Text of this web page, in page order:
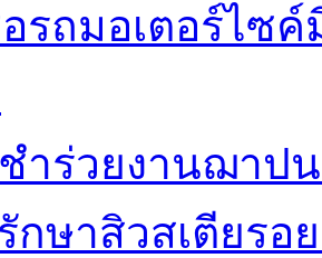
รถมอเตอร์ไซ
ำร่วยงานฌาป
กษาสิวสเตียร